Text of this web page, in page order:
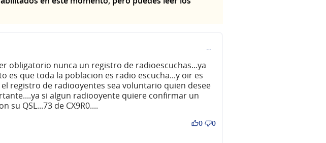
…
obligatorio nunca un registro de radioescuchas...ya
es que toda la poblacion es radio escucha...y oir es
registro de radiooyentes sea voluntario quien desee
si algun radiooyente quiere confirmar un
su QSL...73 de CX9R0....
0 0